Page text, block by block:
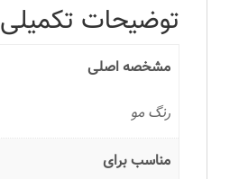
توضیحات تکمیلی
مشخصه اصلی
رنگ مو
مناسب برای